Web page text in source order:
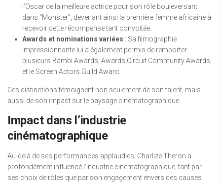
l’Oscar de la meilleure actrice pour son rôle bouleversant
dans “Monster”, devenant ainsi la première femme africaine à
recevoir cette récompense tant convoitée.
Awards et nominations variées : Sa filmographie
impressionnante lui a également permis de remporter
plusieurs Bambi Awards, Awards Circuit Community Awards,
et le Screen Actors Guild Award.
Ces distinctions témoignent non seulement de son talent, mais
aussi de son impact sur le paysage cinématographique.
Impact dans l’industrie
cinématographique
Au-delà de ses performances applaudies, Charlize Theron a
profondément influencé l’industrie cinématographique, tant par
ses choix de rôles que par son engagement envers des causes